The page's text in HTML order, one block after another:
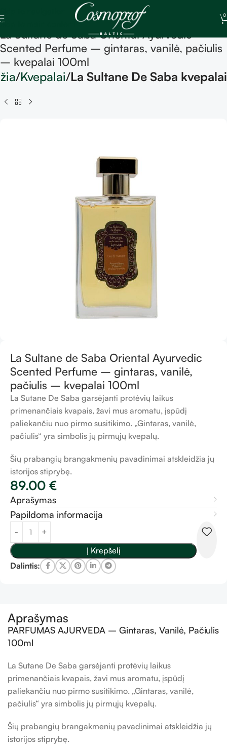
Skip to main content
0
La Sultane de Saba Oriental Ayurvedic
Scented Perfume – gintaras, vanilė, pačiulis
– kvepalai 100ml
Kvepalai La Sultane De Saba kvepalai
La Sultane de Saba Oriental Ayurvedic
Scented Perfume – gintaras, vanilė,
pačiulis – kvepalai 100ml
La Sutane De Saba garsėjanti protėvių laikus
primenančiais kvapais, žavi mus aromatu, įspūdį
paliekančiu nuo pirmo susitikimo. „Gintaras, vanilė,
pačiulis“ yra simbolis jų pirmųjų kvepalų.
Šių prabangių brangakmenių pavadinimai atskleidžia jų
istorijos stiprybę.
89.00 €
Aprašymas
Papildoma informacija
Į Krepšelį
Dalintis:
Aprašymas
PARFUMAS AJURVEDA – Gintaras, Vanilė, Pačiulis
100ml
La Sutane De Saba garsėjanti protėvių laikus
primenančiais kvapais, žavi mus aromatu, įspūdį
paliekančiu nuo pirmo susitikimo. „Gintaras, vanilė,
pačiulis“ yra simbolis jų pirmųjų kvepalų.
Šių prabangių brangakmenių pavadinimai atskleidžia jų
istorijos stiprybę.